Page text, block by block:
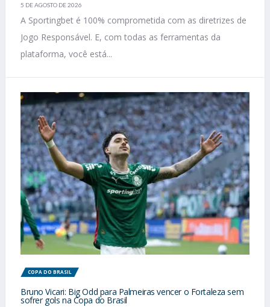
5 DE AGOSTO DE 2026
A Sportingbet é 100% comprometida com as diretrizes de
Jogo Responsável. E, com todas as ferramentas da
plataforma, você está...
COPA DO BRASIL
Bruno Vicari: Big Odd para Palmeiras vencer o Fortaleza sem
sofrer gols na Copa do Brasil